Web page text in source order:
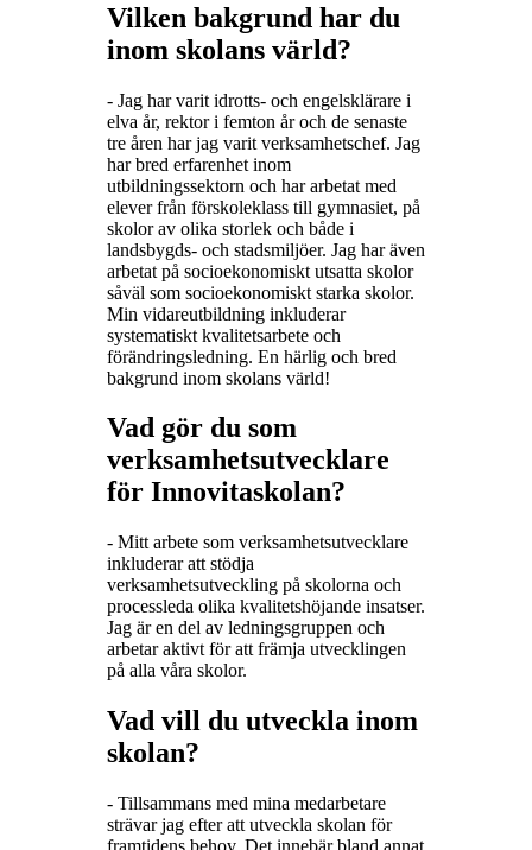
Vilken bakgrund har du
inom skolans värld?
- Jag har varit idrotts- och engelsklärare i
elva år, rektor i femton år och de senaste
tre åren har jag varit verksamhetschef. Jag
har bred erfarenhet inom
utbildningssektorn och har arbetat med
elever från förskoleklass till gymnasiet, på
skolor av olika storlek och både i
landsbygds- och stadsmiljöer. Jag har även
arbetat på socioekonomiskt utsatta skolor
såväl som socioekonomiskt starka skolor.
Min vidareutbildning inkluderar
systematiskt kvalitetsarbete och
förändringsledning. En härlig och bred
bakgrund inom skolans värld!
Vad gör du som
verksamhetsutvecklare
för Innovitaskolan?
- Mitt arbete som verksamhetsutvecklare
inkluderar att stödja
verksamhetsutveckling på skolorna och
processleda olika kvalitetshöjande insatser.
Jag är en del av ledningsgruppen och
arbetar aktivt för att främja utvecklingen
på alla våra skolor.
Vad vill du utveckla inom
skolan?
- Tillsammans med mina medarbetare
strävar jag efter att utveckla skolan för